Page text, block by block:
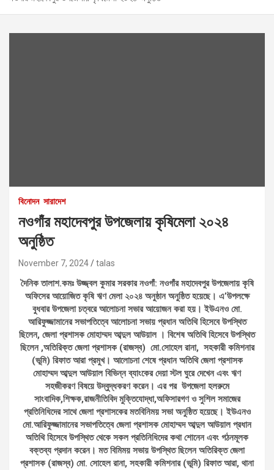
বিনোদন সারাদেশ
নওগাঁর মহাদেবপুর উপজেলায় কৃষিমেলা ২০২৪
অনুষ্ঠিত
November 7, 2024 talas
দৈনিক তালাশ.কমঃ উজ্জ্বল কুমার সরকার নওগাঁ: নওগাঁর মহাদেবপুর উপজেলায় কৃষি
অফিসের আয়োজিত কৃষি ঋণ মেলা ২০২৪ অনুষ্ঠান অনুষ্ঠিত হয়েছে। এ’উপলক্ষে
বুধবার উপজেলা চত্বরে আলোচনা সভার আয়োজন করা হয়। ইউএনও মো.
আরিফুজ্জামানের সভাপতিত্বে আলোচনা সভায় প্রধান অতিথি হিসেবে উপস্থিত
ছিলেন, জেলা প্রশাসক মোহাম্মদ আব্দুল আউয়াল । বিশেষ অতিথি হিসেবে উপস্থিত
ছিলেন ,অতিরিক্ত জেলা প্রশাসক (রাজস্ব) মো.সোহেল রানা, সহকারী কমিশনার
(ভূমি) রিফাত আরা প্রমুখ। আলোচনা শেষে প্রধান অতিথি জেলা প্রশাসক
মোহাম্মদ আব্দুল আউয়াল বিভিন্ন ব্যাংকের দেয়া স্টল ঘুরে দেখেন এবং ঋণ
সহজীকরণ বিষয়ে উদ্বুদ্ধকরণ করেন। এর পর উপজেলা হলরুমে
সাংবাদিক,শিক্ষক,রাজনীতিবিদ মুক্তিযোদ্ধা,অফিসারগণ ও সুশিল সমাজের
প্রতিনিধিদের সাথে জেলা প্রশাসকের মতবিনিময় সভা অনুষ্ঠিত হয়েছে। ইউএনও
মো.আরিফুজ্জামানের সভাপতিত্বে জেলা প্রশাসক মোহাম্মদ আব্দুল আউয়াল প্রধান
অতিথি হিসেবে উপস্থিত থেকে সকল প্রতিনিধিদের কথা শোনেন এবং গঠনমূলক
বক্তব্য প্রদান করেন। মত বিমিময় সভায় উপস্থিত ছিলেন অতিরিক্ত জেলা
প্রশাসক (রাজস্ব) মো. সোহেল রানা, সহকারী কমিশনার (ভূমি) রিফাত আরা, থানা